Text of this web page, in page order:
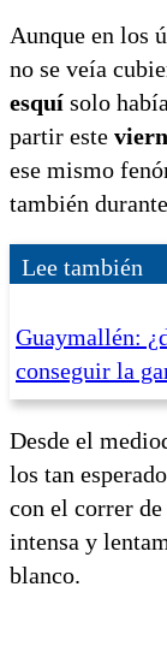
Aunque en los
no se veía
esquí solo
partir este
ese mismo
también
Lee también
Guaymallén:
conseguir la
Desde el
los tan
con el correr
intensa y
blanco.